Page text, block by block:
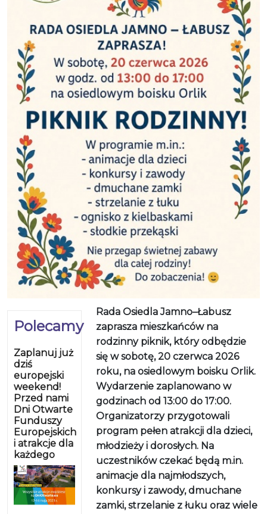
Polecamy
Zaplanuj już
dziś
europejski
weekend!
Przed nami
Dni Otwarte
Funduszy
Europejskich
i atrakcje dla
każdego
Rada Osiedla Jamno–Łabusz
zaprasza mieszkańców na
rodzinny piknik, który odbędzie
się w sobotę, 20 czerwca 2026
roku, na osiedlowym boisku Orlik.
Wydarzenie zaplanowano w
godzinach od 13:00 do 17:00.
Organizatorzy przygotowali
program pełen atrakcji dla dzieci,
młodzieży i dorosłych. Na
uczestników czekać będą m.in.
animacje dla najmłodszych,
konkursy i zawody, dmuchane
zamki, strzelanie z łuku oraz wiele